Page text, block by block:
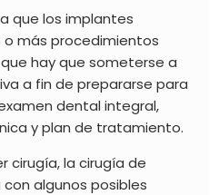
que los implantes
más procedimientos
hay que someterse a
a fin de prepararse para
dental integral,
y plan de tratamiento.
cirugía, la cirugía de
algunos posibles